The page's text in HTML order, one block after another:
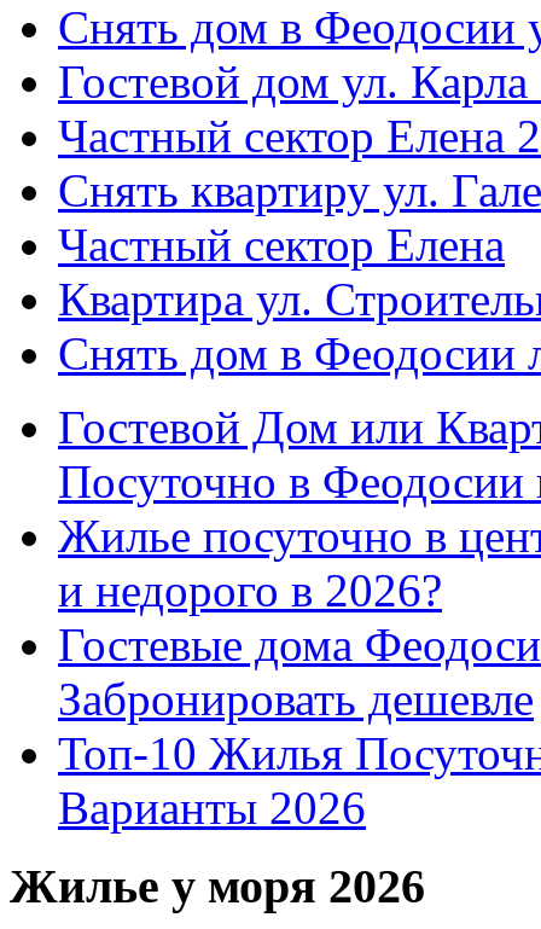
Снять дом в Феодосии
Гостевой дом ул.
Частный сектор Елена 2
Снять квартиру ул.
Частный сектор Елена
Квартира ул.
Снять дом в Феодосии
Гостевой Дом или
Посуточно в Феодосии
Жилье посуточно в
и недорого в 2026?
Гостевые дома
Забронировать дешевле
Топ-10 Жилья
Варианты 2026
Жилье у моря 2026